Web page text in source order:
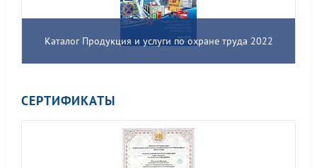
Каталог Продукция и услуги по охране труда 2022
СЕРТИФИКАТЫ